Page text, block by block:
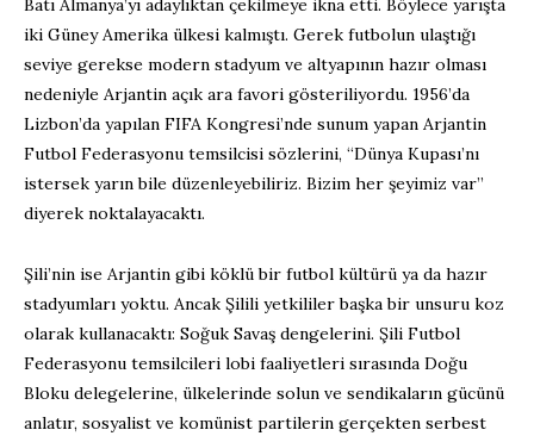
Batı Almanya’yı adaylıktan çekilmeye ikna etti. Böylece yarışta
iki Güney Amerika ülkesi kalmıştı. Gerek futbolun ulaştığı
seviye gerekse modern stadyum ve altyapının hazır olması
nedeniyle Arjantin açık ara favori gösteriliyordu. 1956’da
Lizbon’da yapılan FIFA Kongresi’nde sunum yapan Arjantin
Futbol Federasyonu temsilcisi sözlerini, “Dünya Kupası’nı
istersek yarın bile düzenleyebiliriz. Bizim her şeyimiz var”
diyerek noktalayacaktı.
Şili’nin ise Arjantin gibi köklü bir futbol kültürü ya da hazır
stadyumları yoktu. Ancak Şilili yetkililer başka bir unsuru koz
olarak kullanacaktı: Soğuk Savaş dengelerini. Şili Futbol
Federasyonu temsilcileri lobi faaliyetleri sırasında Doğu
Bloku delegelerine, ülkelerinde solun ve sendikaların gücünü
anlatır, sosyalist ve komünist partilerin gerçekten serbest